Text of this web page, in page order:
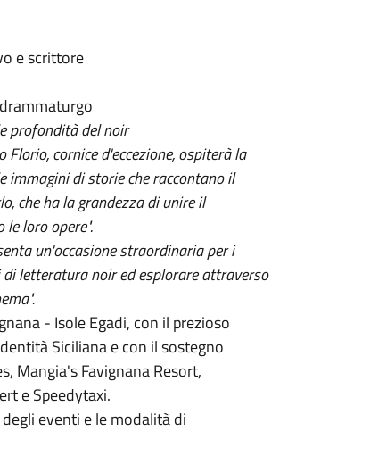
e scrittore
profondità del noir
Florio, cornice d'eccezione, ospiterà la
immagini di storie che raccontano il
che ha la grandezza di unire il
loro opere".
un'occasione straordinaria per i
letteratura noir ed esplorare attraverso
- Isole Egadi, con il prezioso
Siciliana e con il sostegno
Mangia's Favignana Resort,
e Speedytaxi.
eventi e le modalità di